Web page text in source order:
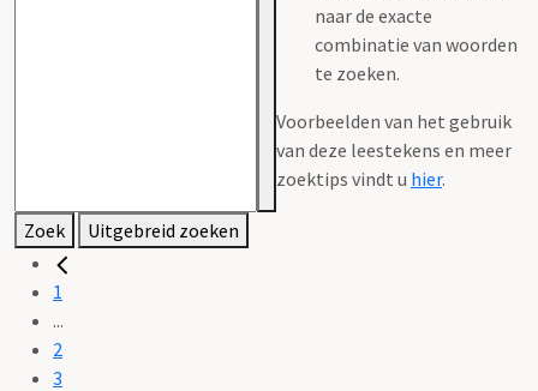
naar de exacte
combinatie van woorden
te zoeken.
Voorbeelden van het gebruik
van deze leestekens en meer
zoektips vindt u hier.
Zoek Uitgebreid zoeken
1
...
2
3